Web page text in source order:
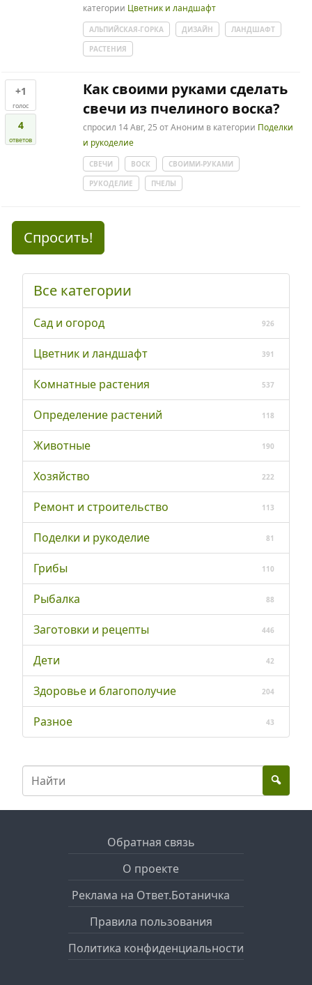
категории Цветник и ландшафт
АЛЬПИЙСКАЯ-ГОРКА ДИЗАЙН
ЛАНДШАФТ
РАСТЕНИЯ
+1
голос
4
ответов
Как своими руками сделать
свечи из пчелиного воска?
спросил 14 Авг, 25 отАноним в категории Поделки
и рукоделие
СВЕЧИ ВОСК
СВОИМИ-РУКАМИ
РУКОДЕЛИЕ
ПЧЕЛЫ
Спросить!
Все категории
Сад и огород 926
Цветник и ландшафт 391
Комнатные растения 537
Определение растений 118
Животные 190
Хозяйство 222
Ремонт и строительство 113
Поделки и рукоделие 81
Грибы 110
Рыбалка 88
Заготовки и рецепты 446
Дети 42
Здоровье и благополучие 204
Разное 43
Обратная связь
О проекте
Реклама на Ответ.Ботаничка
Правила пользования
Политика конфиденциальности